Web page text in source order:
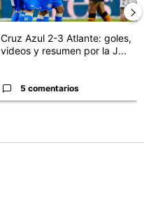
Cruz Azul 2-3 Atlante: goles,
videos y resumen por la J...
5 comentarios